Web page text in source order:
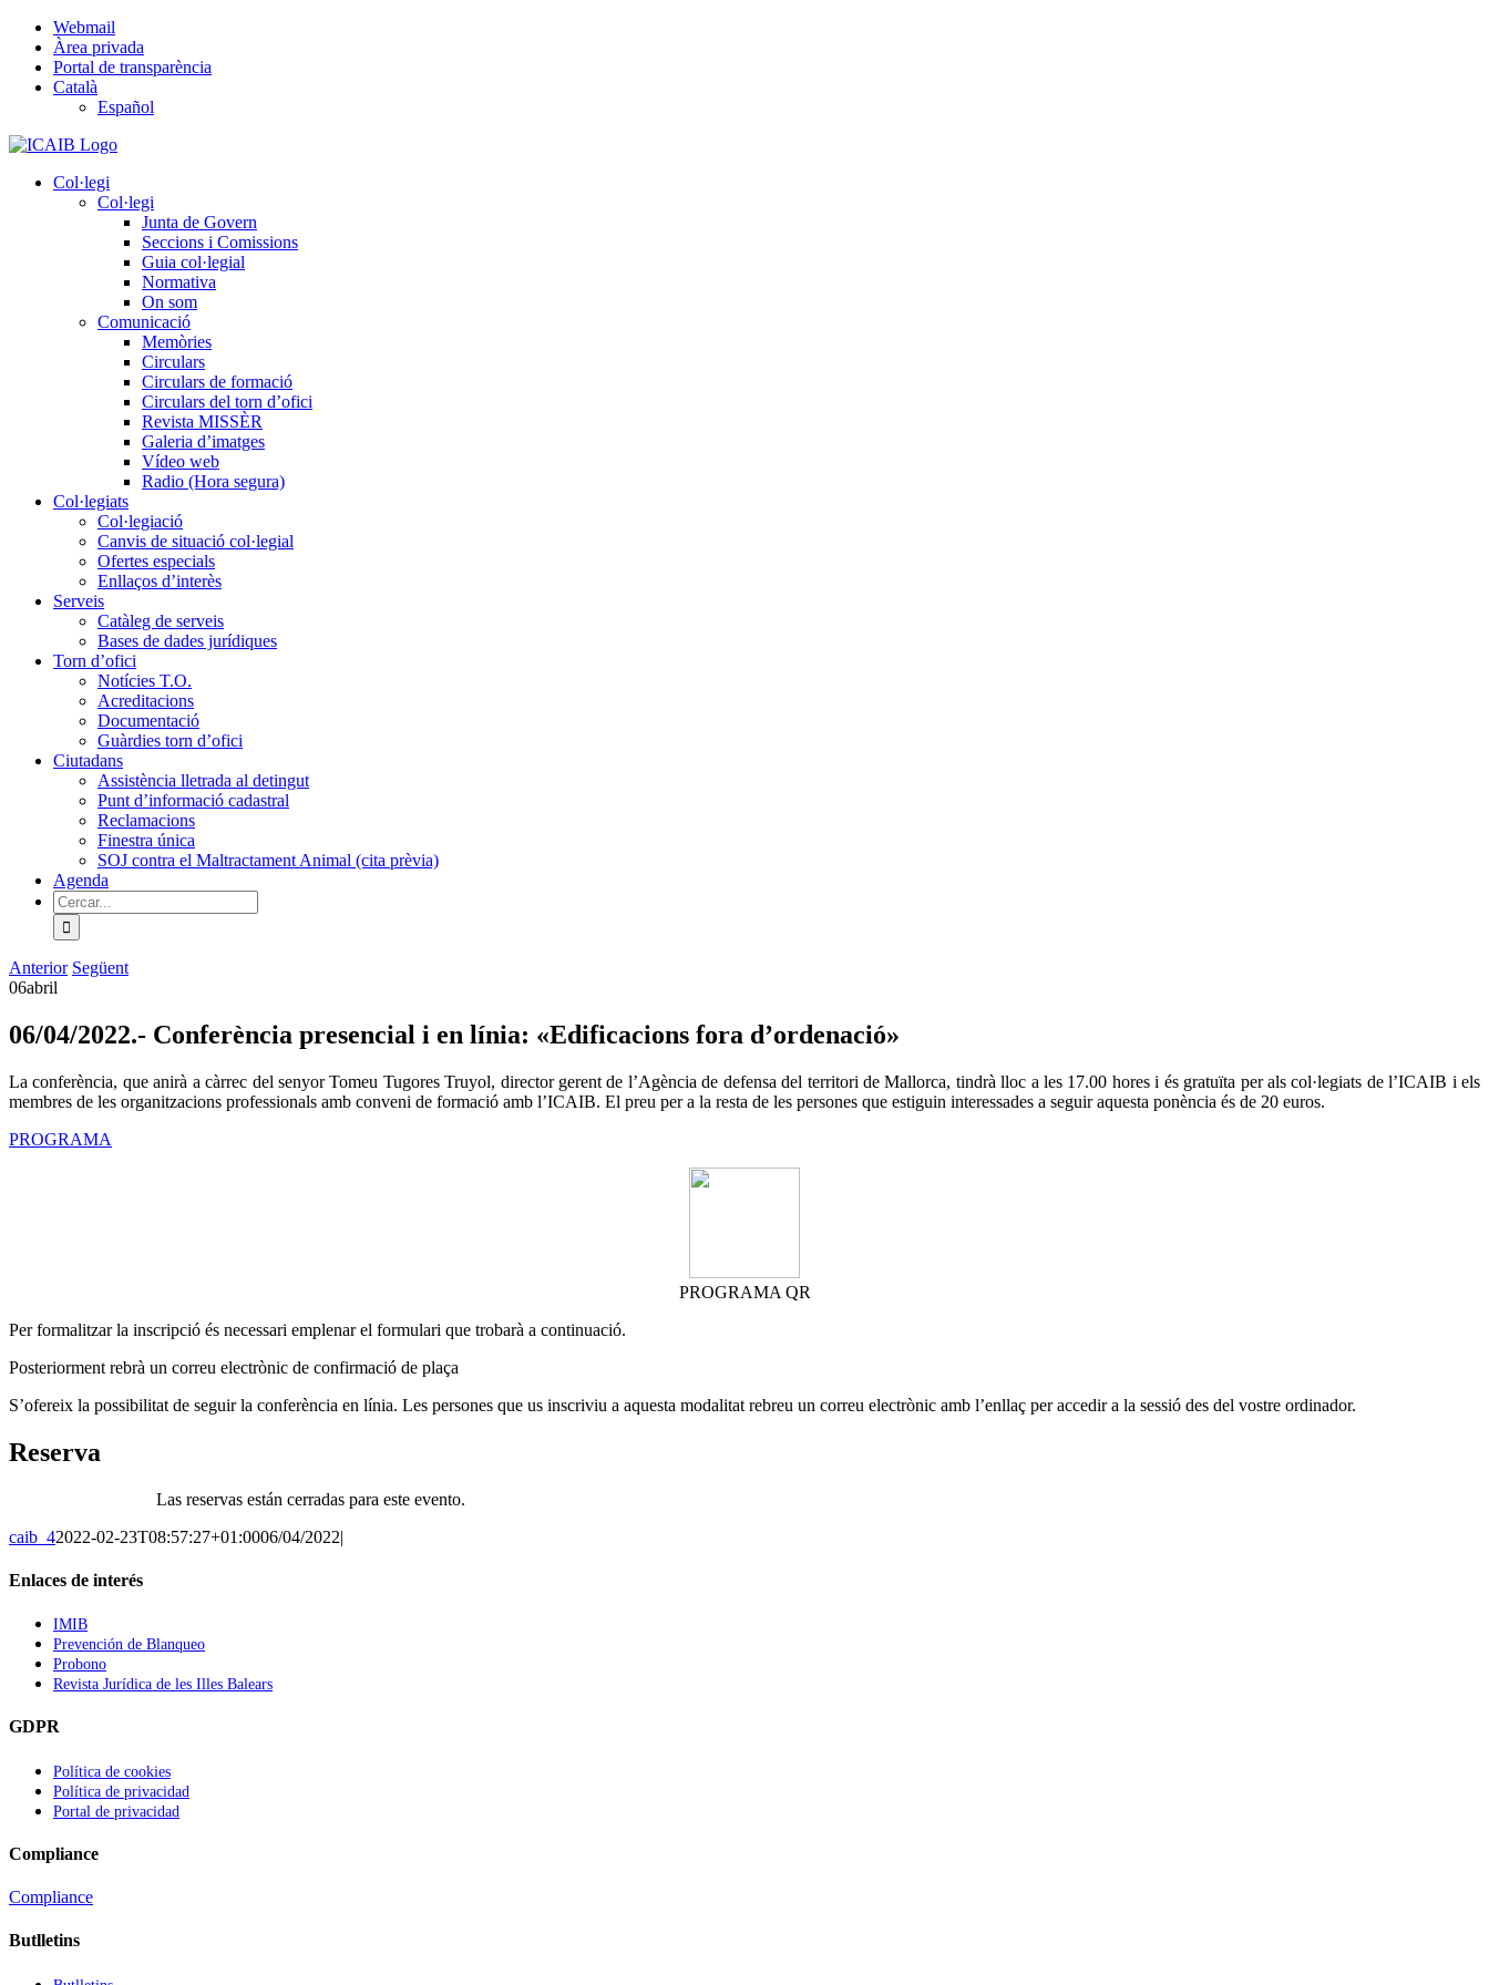
Skip
content
Webmail
Àrea privada
Portal de transparència
Català
Español
Col·legi
Col·legi
Junta de Govern
Seccions i Comissions
Guia col·legial
Normativa
On som
Comunicació
Memòries
Circulars
Circulars de formació
Circulars del torn d’ofici
Revista MISSÈR
Galeria d’imatges
Vídeo web
Radio (Hora segura)
Col·legiats
Col·legiació
Canvis de situació col·legial
Ofertes especials
Enllaços d’interès
Serveis
Catàleg de serveis
Bases de dades jurídiques
Torn d’ofici
Notícies T.O.
Acreditacions
Documentació
Guàrdies torn d’ofici
Ciutadans
Assistència lletrada al detingut
Punt d’informació cadastral
Reclamacions
Finestra única
SOJ contra el Maltractament Animal (cita prèvia)
Agenda
Cerca
…
Anterior Següent
06abril
06/04/2022.- Conferència presencial i en línia: «Edificacions fora d’ordenació»
La conferència, que anirà a càrrec del senyor Tomeu Tugores Truyol, director gerent de l’Agència de defensa del territori de Mallorca, tindrà lloc a les 17.00 hores i és gratuïta per als col·legiats de l’ICAIB i els
membres de les organitzacions professionals amb conveni de formació amb l’ICAIB. El preu per a la resta de les persones que estiguin interessades a seguir aquesta ponència és de 20 euros.
PROGRAMA
PROGRAMA QR
Per formalitzar la inscripció és necessari emplenar el formulari que trobarà a continuació.
Posteriorment rebrà un correu electrònic de confirmació de plaça
S’ofereix la possibilitat de seguir la conferència en línia. Les persones que us inscriviu a aquesta modalitat rebreu un correu electrònic amb l’enllaç per accedir a la sessió des del vostre ordinador.
Reserva
Las reservas están cerradas para este evento.
caib_42022-02-23T08:57:27+01:0006/04/2022|
Enlaces de interés
IMIB
Prevención de Blanqueo
Probono
Revista Jurídica de les Illes Balears
GDPR
Política de cookies
Política de privacidad
Portal de privacidad
Compliance
Compliance
Butlletins